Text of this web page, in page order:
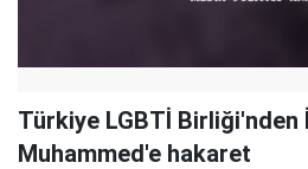
Türkiye LGBTİ Birliği'nden
Muhammed'e hakaret